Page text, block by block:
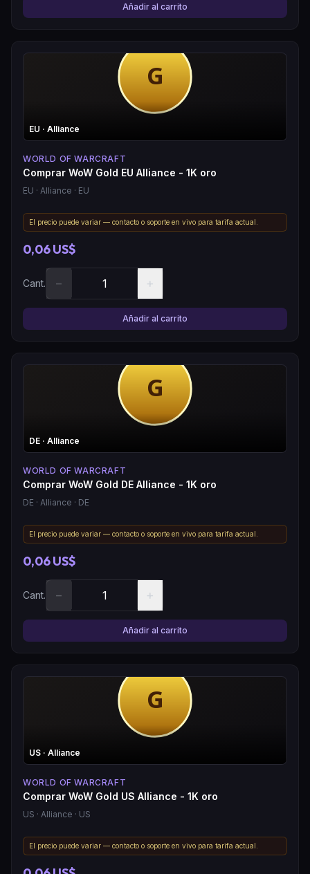
Añadir al carrito
EU · Alliance
WORLD OF WARCRAFT
Comprar WoW Gold EU Alliance - 1K oro
EU · Alliance · EU
El precio puede variar — contacto o soporte en vivo para tarifa actual.
0,06 US$
Cant. − +
Añadir al carrito
DE · Alliance
WORLD OF WARCRAFT
Comprar WoW Gold DE Alliance - 1K oro
DE · Alliance · DE
El precio puede variar — contacto o soporte en vivo para tarifa actual.
0,06 US$
Cant. − +
Añadir al carrito
US · Alliance
WORLD OF WARCRAFT
Comprar WoW Gold US Alliance - 1K oro
US · Alliance · US
El precio puede variar — contacto o soporte en vivo para tarifa actual.